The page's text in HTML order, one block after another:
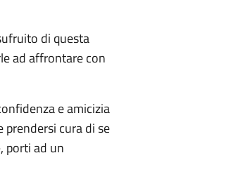
di questa
ad affrontare con
e amicizia
cura di se
porti ad un